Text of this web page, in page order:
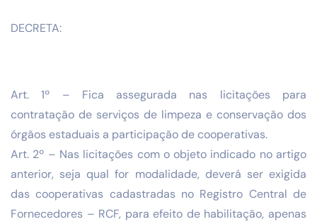
DECRETA:
Art. 1º – Fica assegurada nas licitações para
contratação de serviços de limpeza e conservação dos
órgãos estaduais a participação de cooperativas.
Art. 2º – Nas licitações com o objeto indicado no artigo
anterior, seja qual for modalidade, deverá ser exigida
das cooperativas cadastradas no Registro Central de
Fornecedores – RCF, para efeito de habilitação, apenas